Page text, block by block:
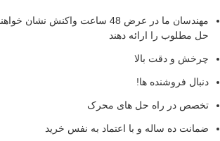
مهندسان ما در عرض 48 ساعت واکنش نشان
حل مطلوب را ارائه دهند
چرخش و دقت بالا
دنبال فروشنده ها!
تخصص در راه حل های محرک
ضمانت ده ساله و با اعتماد به نفس خرید